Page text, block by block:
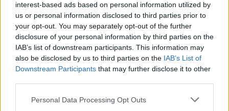
interest-based ads based on personal information utilized by
us or personal information disclosed to third parties prior to
your opt-out. You may separately opt-out of the further
disclosure of your personal information by third parties on the
IAB’s list of downstream participants. This information may
also be disclosed by us to third parties on the IAB’s List of
Downstream Participants that may further disclose it to other
Personal Data Processing Opt Outs
PACE (Peia)
Acțiunea Conservatoare (Târziu)
PDF (Lazarus)
PUSL (D. Voiculescu)
PNȚCD (Pavelescu)
PNCR (Terheș)
Partidul Patrioților (Surugiu)